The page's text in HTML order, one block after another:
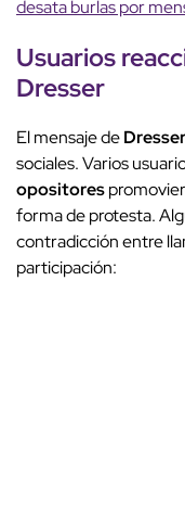
desata burlas por
Usuarios
Dresser
El mensaje deDresser
sociales. Varios
opositores
forma de protesta.
contradicción entre
participación: